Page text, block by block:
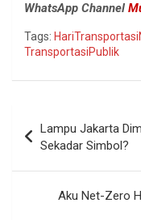
WhatsApp Channel
Tags:
TransportasiPublik
pos
Lampu Jakarta
Sekadar Simbol?
Aku Net-Zero